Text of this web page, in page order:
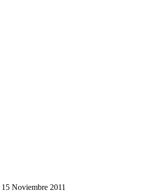
15 Noviembre 2011